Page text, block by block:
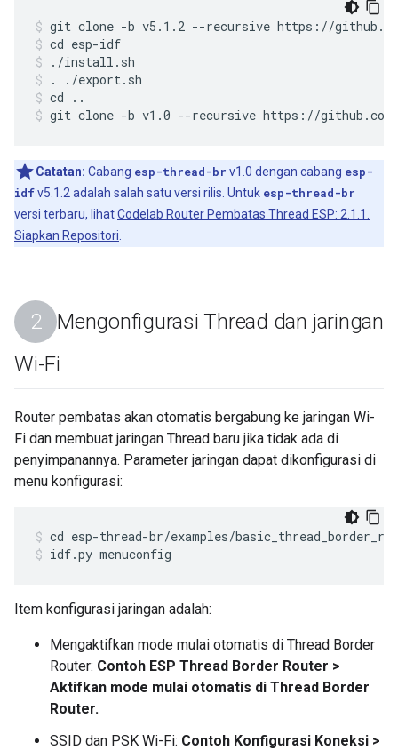
git clone -b v5.1.2 --recursive https://
cd esp-idf
./install.sh
. ./export.sh
cd ..
git clone -b v1.0 --recursive https://
Catatan: Cabang esp-thread-br v1.0 dengan cabang esp-
idfv5.1.2 adalah salah satu versi rilis. Untuk esp-thread-br
versi terbaru, lihatCodelab Router Pembatas Thread ESP: 2.1.1.
Siapkan Repositori
Mengonfigurasi Thread dan jaringan
Wi-Fi
Router pembatas akan otomatis bergabung ke jaringan Wi-
Fi dan membuat jaringan Thread baru jika tidak ada di
penyimpanannya. Parameter jaringan dapat dikonfigurasi di
menu konfigurasi:
cd esp-thread-br/examples/
idf.py menuconfig
Item konfigurasi jaringan adalah:
Mengaktifkan mode mulai otomatis di Thread Border
Router: Contoh ESP Thread Border Router >
Aktifkan mode mulai otomatis di Thread Border
Router.
SSID dan PSK Wi-Fi: Contoh Konfigurasi Koneksi >